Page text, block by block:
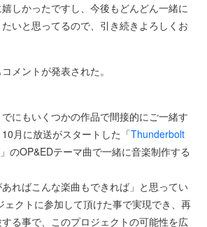
しかったですし、今後もどんどん一緒に
いと思ってるので、引き続きよろしくお
メントが発表された。
でにもいくつかの作品で間接的にご一緒す
月に放送がスタートした「Thunderbolt
のOP&EDテーマ曲で一緒に音楽制作する
ればこんな楽曲もできれば」と思ってい
ェクトに参加して頂けた事で実現でき、再
る事で、このプロジェクトの可能性を広